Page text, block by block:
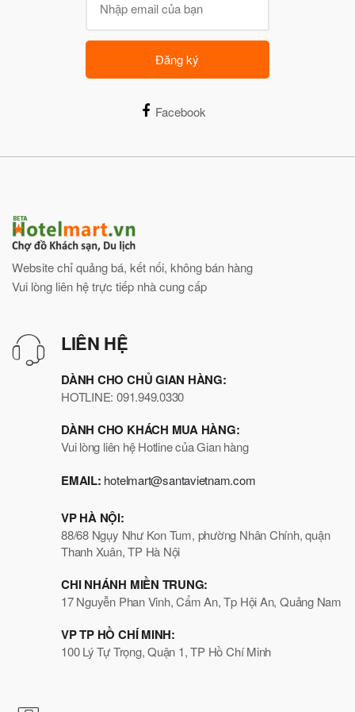
Đăng ký
Facebook
Website chỉ quảng bá, kết nối, không bán hàng
Vui lòng liên hệ trực tiếp nhà cung cấp
LIÊN HỆ
DÀNH CHO CHỦ GIAN HÀNG:
HOTLINE: 091.949.0330
DÀNH CHO KHÁCH MUA HÀNG:
Vui lòng liên hệ Hotline của Gian hàng
EMAIL: hotelmart@santavietnam.com
VP HÀ NỘI:
88/68 Ngụy Như Kon Tum, phường Nhân Chính, quận
Thanh Xuân, TP Hà Nội
CHI NHÁNH MIỀN TRUNG:
17 Nguyễn Phan Vinh, Cẩm An, Tp Hội An, Quảng Nam
VP TP HỒ CHÍ MINH:
100 Lý Tự Trọng, Quận 1, TP Hồ Chí Minh